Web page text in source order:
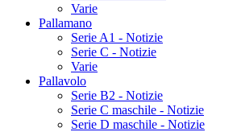
Varie
Pallamano
Serie A1 - Notizie
Serie C - Notizie
Varie
Pallavolo
Serie B2 - Notizie
Serie C maschile - Notizie
Serie D maschile - Notizie